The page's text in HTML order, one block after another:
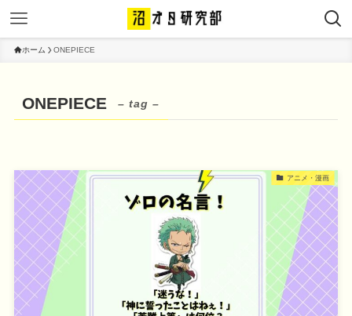
ホーム ONEPIECE
ONEPIECE – tag –
アニメ・漫画